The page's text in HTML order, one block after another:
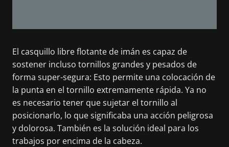
El casquillo libre flotante de imán es capaz de
sostener incluso tornillos grandes y pesados de
forma super-segura: Esto permite una colocación de
la punta en el tornillo extremamente rápida. Ya no
es necesario tener que sujetar el tornillo al
posicionarlo, lo que significaba una acción peligrosa
y dolorosa. También es la solución ideal para los
trabajos por encima de la cabeza.